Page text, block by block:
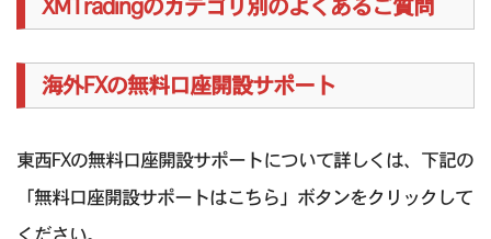
XMTradingのカテゴリ別のよくあるご質問
海外FXの無料口座開設サポート
東西FXの無料口座開設サポートについて詳しくは、下記の
「無料口座開設サポートはこちら」ボタンをクリックして
ください。